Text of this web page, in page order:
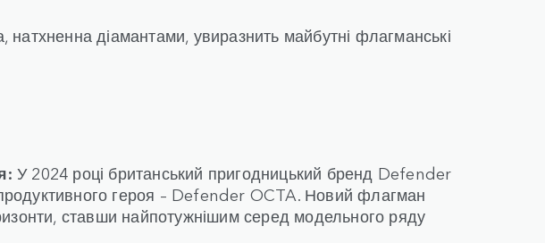
натхненна діамантами, увиразнить майбутні флагманські
У 2024 році британський пригодницький бренд Defender
героя – Defender OCTA. Новий флагман
ставши найпотужнішим серед модельного ряду